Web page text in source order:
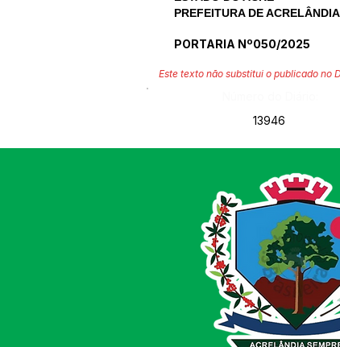
PREFEITURA DE ACRELÂNDIA
PORTARIA Nº050/2025
Este texto não substitui o publicado no
13946